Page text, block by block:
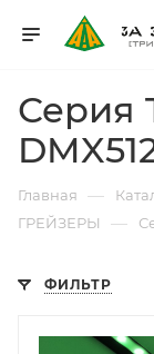
Серия
Главная —
ГРЕЙЗЕРЫ —
ФИЛЬТР